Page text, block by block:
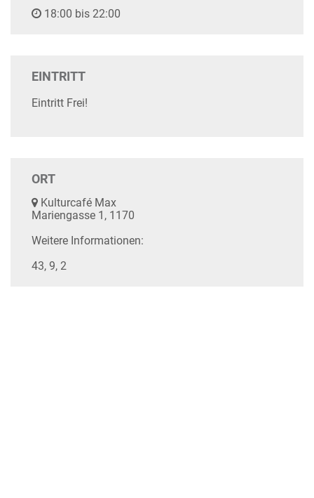
18:00 bis 22:00
EINTRITT
Eintritt Frei!
ORT
Kulturcafé Max
Mariengasse 1, 1170
Weitere Informationen:
43, 9, 2